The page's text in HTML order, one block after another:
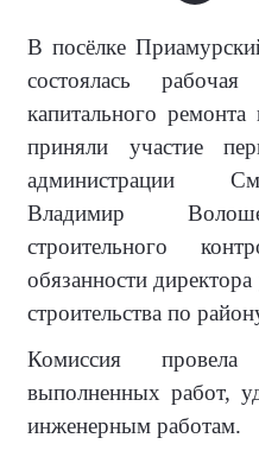
В посёлке
состоялась
капитального
приняли участие
администрации
Владимир
строительного
обязанности
строительства по
Комиссия
выполненных работ,
инженерным работам.